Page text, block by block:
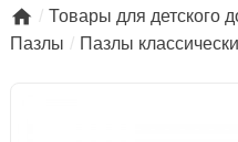
 Товары для детского
Пазлы
Пазлы